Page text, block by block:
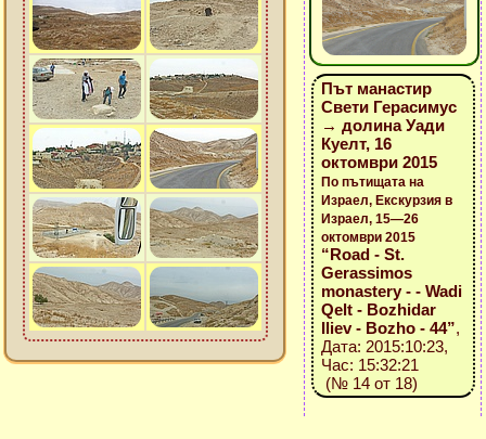
Път манастир
Свети Герасимус
→ долина Уади
Куелт, 16
октомври 2015
По пътищата на
Израел, Екскурзия в
Израел, 15—26
октомври 2015
“Road - St.
Gerassimos
monastery - - Wadi
Qelt - Bozhidar
Iliev - Bozho - 44”,
Дата: 2015:10:23,
Час: 15:32:21
(№ 14 от 18)